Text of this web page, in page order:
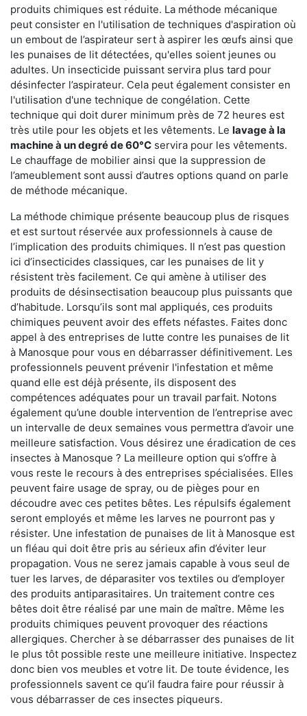
produits chimiques est réduite. La méthode mécanique
peut consister en l'utilisation de techniques d'aspiration où
un embout de l’aspirateur sert à aspirer les œufs ainsi que
les punaises de lit détectées, qu'elles soient jeunes ou
adultes. Un insecticide puissant servira plus tard pour
désinfecter l’aspirateur. Cela peut également consister en
l'utilisation d'une technique de congélation. Cette
technique qui doit durer minimum près de 72 heures est
très utile pour les objets et les vêtements. Le lavage à la
machine à un degré de 60°C servira pour les vêtements.
Le chauffage de mobilier ainsi que la suppression de
l’ameublement sont aussi d’autres options quand on parle
de méthode mécanique.
La méthode chimique présente beaucoup plus de risques
et est surtout réservée aux professionnels à cause de
l’implication des produits chimiques. Il n’est pas question
ici d’insecticides classiques, car les punaises de lit y
résistent très facilement. Ce qui amène à utiliser des
produits de désinsectisation beaucoup plus puissants que
d’habitude. Lorsqu’ils sont mal appliqués, ces produits
chimiques peuvent avoir des effets néfastes. Faites donc
appel à des entreprises de lutte contre les punaises de lit
à Manosque pour vous en débarrasser définitivement. Les
professionnels peuvent prévenir l'infestation et même
quand elle est déjà présente, ils disposent des
compétences adéquates pour un travail parfait. Notons
également qu’une double intervention de l’entreprise avec
un intervalle de deux semaines vous permettra d’avoir une
meilleure satisfaction. Vous désirez une éradication de ces
insectes à Manosque ? La meilleure option qui s’offre à
vous reste le recours à des entreprises spécialisées. Elles
peuvent faire usage de spray, ou de pièges pour en
découdre avec ces petites bêtes. Les répulsifs également
seront employés et même les larves ne pourront pas y
résister. Une infestation de punaises de lit à Manosque est
un fléau qui doit être pris au sérieux afin d’éviter leur
propagation. Vous ne serez jamais capable à vous seul de
tuer les larves, de déparasiter vos textiles ou d’employer
des produits antiparasitaires. Un traitement contre ces
bêtes doit être réalisé par une main de maître. Même les
produits chimiques peuvent provoquer des réactions
allergiques. Chercher à se débarrasser des punaises de lit
le plus tôt possible reste une meilleure initiative. Inspectez
donc bien vos meubles et votre lit. De toute évidence, les
professionnels savent ce qu’il faudra faire pour réussir à
vous débarrasser de ces insectes piqueurs.